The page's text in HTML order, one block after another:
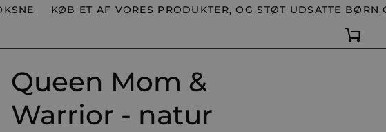
KØB ET AF VORES PRODUKTER, OG STØT UDSATTE BØRN OG
Kurv
Queen Mom &
Warrior - natur